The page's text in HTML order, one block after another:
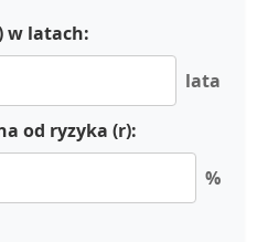
w latach:
lata
od ryzyka (r):
%